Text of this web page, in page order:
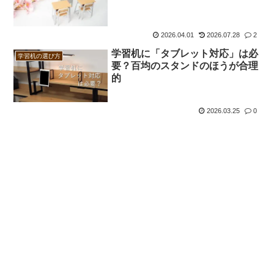
2026.04.01 2026.07.28 2
学習机の選び方
学習机に「タブレット対応」は必
要？百均のスタンドのほうが合理
的
2026.03.25 0